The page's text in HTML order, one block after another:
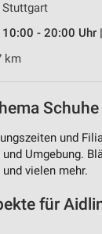
Stuttgart
10:00 - 20:00 Uhr |
km
und
Umgebung.
vielen mehr.
für